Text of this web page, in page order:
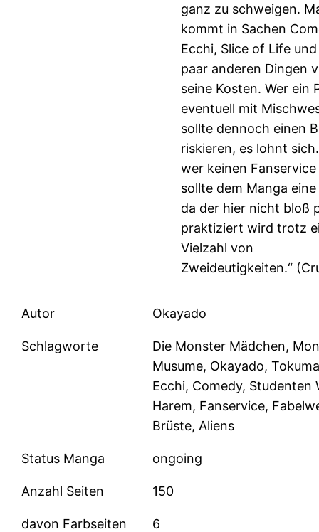
ganz zu schweigen.
kommt in Sachen
Ecchi, Slice of Life
paar anderen Dingen
seine Kosten. Wer ein
eventuell mit
sollte dennoch einen
riskieren, es lohnt
wer keinen
sollte dem Manga
da der hier nicht bloß
praktiziert wird trotz
Vielzahl von
Zweideutigkeiten.“
Autor Okayado
Schlagworte
Die Monster Mädchen,
Musume, Okayado,
Ecchi, Comedy, Studenten
Harem, Fanservice,
Brüste, Aliens
Status Manga ongoing
Anzahl Seiten 150
davon Farbseiten 6